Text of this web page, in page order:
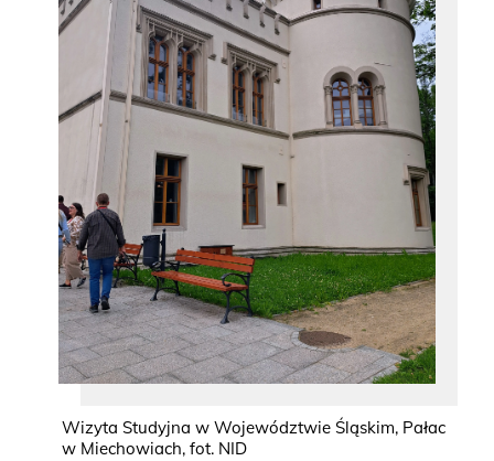
Wizyta Studyjna w Województwie Śląskim, Pałac
w Miechowiach, fot. NID